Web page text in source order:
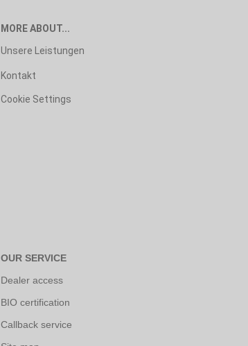
MORE ABOUT...
Unsere Leistungen
Kontakt
Cookie Settings
OUR SERVICE
Dealer access
BIO certification
Callback service